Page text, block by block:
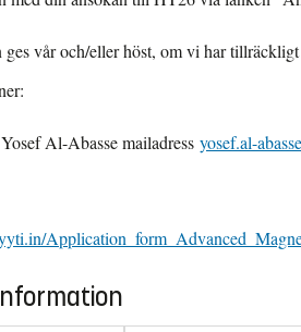
vår och/eller höst, om vi har tillräckligt
Al-Abasse mailadress yosef.al-